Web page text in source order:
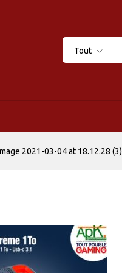
Tout
2021-03-04 at 18.12.28 (3)